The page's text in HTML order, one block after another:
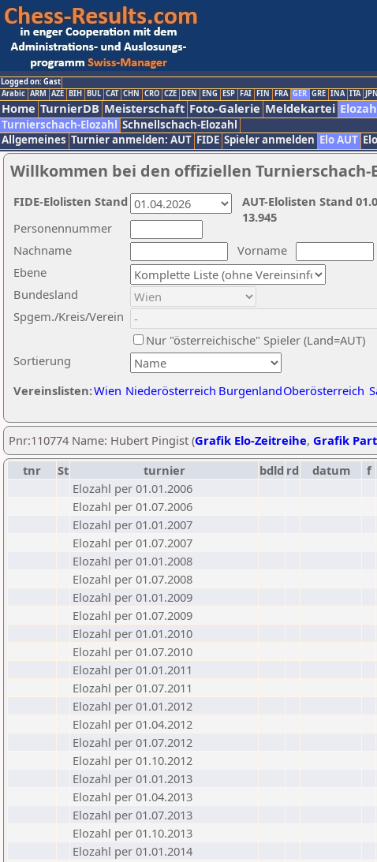
Logged on: Gast
Arabic ARM AZE BIH BUL CAT CHN CRO CZE DEN ENG ESP FAI FIN FRA GER GRE INA ITA JPN
Home TurnierDB Meisterschaft Foto-Galerie Meldekartei
Turnierschach-Elozahl Schnellschach-Elozahl
Allgemeines Turnier anmelden: AUT FIDE Spieler anmelden Elo AUT
Willkommen bei den offiziellen Turnierschach-
Nachname
Vorname
Ebene
Sortierung
Personennummer
Bundesland
Spgem./Kreis/Verein
Nur "österreichische" Spieler (Land=AUT)
Vereinslisten:Wien Niederösterreich BurgenlandOberösterreich
AUT-Elolisten Stand
13.945
FIDE-Elolisten Stand
Pnr:110774 Name: Hubert Pingist (Grafik Elo-Zeitreihe, Grafik
tnr
St turnier bdld rd datum f
Elozahl per 01.01.2006
Elozahl per 01.07.2006
Elozahl per 01.01.2007
Elozahl per 01.07.2007
Elozahl per 01.01.2008
Elozahl per 01.07.2008
Elozahl per 01.01.2009
Elozahl per 01.07.2009
Elozahl per 01.01.2010
Elozahl per 01.07.2010
Elozahl per 01.01.2011
Elozahl per 01.07.2011
Elozahl per 01.01.2012
Elozahl per 01.04.2012
Elozahl per 01.07.2012
Elozahl per 01.10.2012
Elozahl per 01.01.2013
Elozahl per 01.04.2013
Elozahl per 01.07.2013
Elozahl per 01.10.2013
Elozahl per 01.01.2014